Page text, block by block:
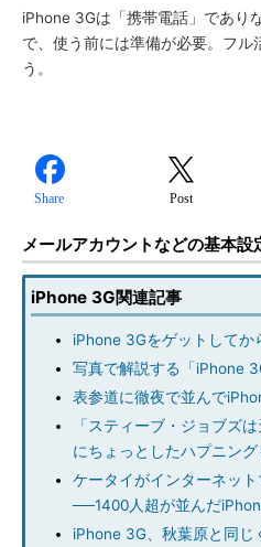
iPhone 3Gは「携帯電話」であり
で、使う前には準備が必要。フル
う。
Share Post
メールアカウントなどの基本設
iPhone 3G関連記事
iPhone 3Gをゲットしてか
写真で解説する「iPhone
表参道に徹夜で並んで
「スティーブ・ジョブズ
にちょっとしたハプニング
ケータイがインターネッ
──1400人超が並んだ
iPhone 3G、秋葉原と同